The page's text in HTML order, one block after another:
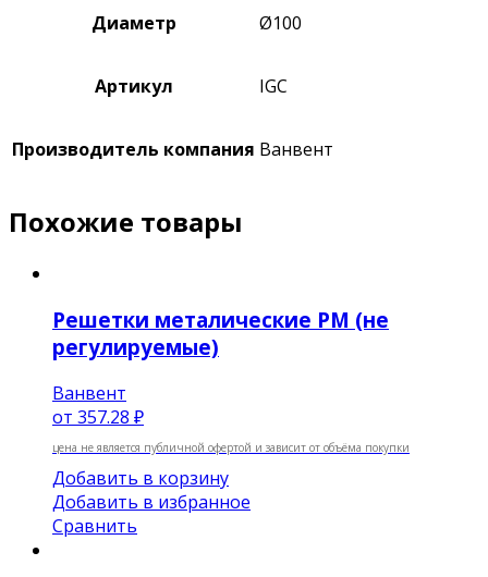
Диаметр Ø100
Артикул IGC
Производитель компания Ванвент
Похожие товары
Решетки металические РМ (не
регулируемые)
Ванвент
от 357.28 ₽
цена не является публичной офертой и зависит от объёма покупки
Добавить в корзину
Добавить в избранное
Сравнить